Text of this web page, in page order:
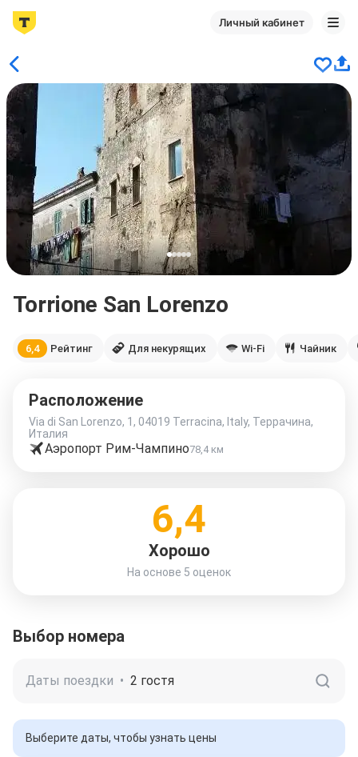
Личный кабинет
Torrione San Lorenzo
6,4 Рейтинг Для некурящих Wi-Fi Чайник
Расположение
Via di San Lorenzo, 1, 04019 Terracina, Italy, Террачина,
Италия
Аэропорт Рим-Чампино78,4 км
6,4
Хорошо
На основе 5 оценок
Выбор номера
Даты поездки • 2 гостя
Выберите даты, чтобы узнать цены